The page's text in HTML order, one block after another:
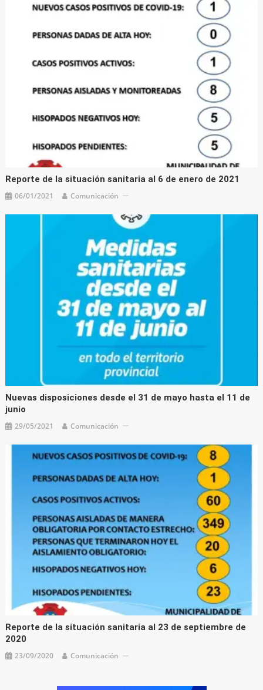
Reporte de la situación sanitaria al 6 de enero de 2021
06/01/2021 Comunicación
Nuevas disposiciones desde el 31 de mayo hasta el 11 de
junio
29/05/2021 Comunicación
Reporte de la situación sanitaria al 23 de septiembre de
2020
23/09/2020 Comunicación